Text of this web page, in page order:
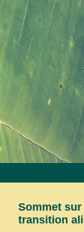
Sommet
transition